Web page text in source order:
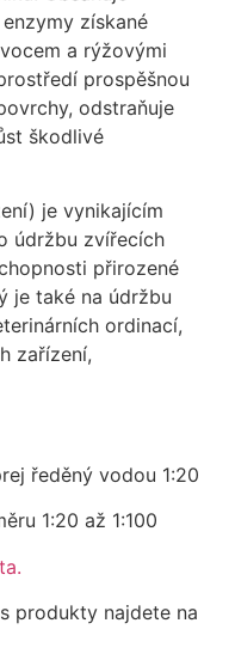
získané
a rýžovými
prospěšnou
odstraňuje
škodlivé
je vynikajícím
údržbu zvířecích
přirozené
je také na údržbu
ordinací,
zařízení,
ředěný vodou 1:20
1:20 až 1:100
produkty najdete na